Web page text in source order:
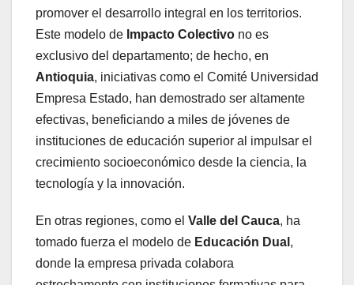
promover el desarrollo integral en los territorios.
Este modelo de Impacto Colectivo no es
exclusivo del departamento; de hecho, en
Antioquia, iniciativas como el Comité Universidad
Empresa Estado, han demostrado ser altamente
efectivas, beneficiando a miles de jóvenes de
instituciones de educación superior al impulsar el
crecimiento socioeconómico desde la ciencia, la
tecnología y la innovación.
En otras regiones, como el Valle del Cauca, ha
tomado fuerza el modelo de Educación Dual ,
donde la empresa privada colabora